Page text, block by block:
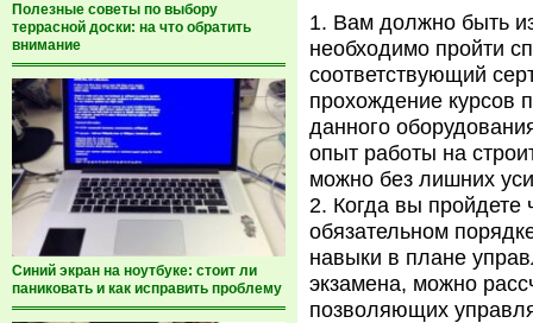
Полезные советы по выбору
террасной доски: на что обратить
внимание
Синий экран на ноутбуке: стоит ли
паниковать и как исправить проблему
Вам должно быть
необходимо пройти
соответствующий
прохождение курсов
данного
опыт работы на
можно без лишних
Когда вы пройдете
обязательном
навыки в плане
экзамена, можно
позволяющих